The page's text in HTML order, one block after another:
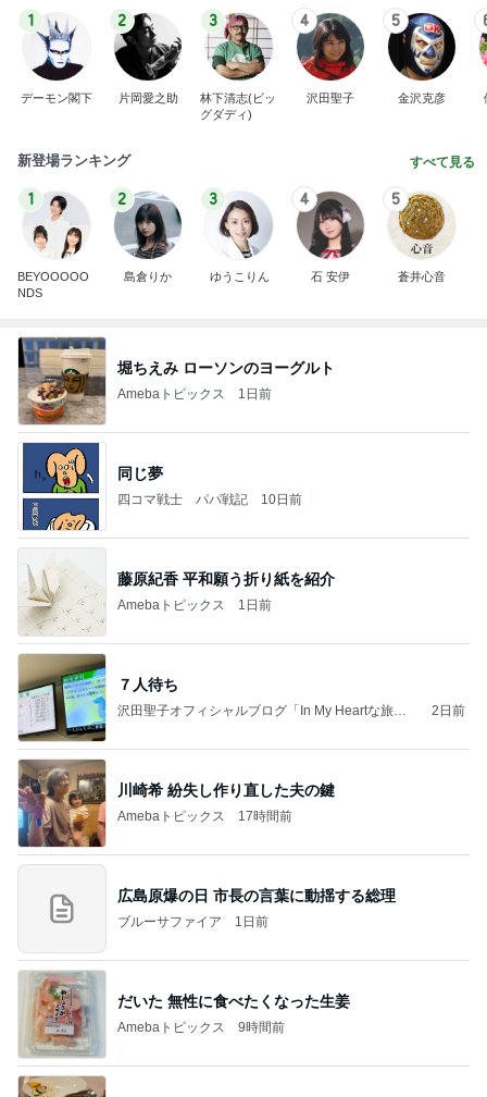
1
デーモン閣下
2
片岡愛之助
3
林下清志(ビッ
グダディ)
4
沢田聖子
5
金沢克彦
新登場ランキング すべて見る
1
BEYOOOOO
NDS
2
島倉りか
3
ゆうこりん
4
石 安伊
5
蒼井心音
堀ちえみ ローソンのヨーグルト
Amebaトピックス 1日前
同じ夢
四コマ戦士 パパ戦記 10日前
藤原紀香 平和願う折り紙を紹介
Amebaトピックス 1日前
７人待ち
沢田聖子オフィシャルブログ「In My Heartな旅日
2日前
川崎希 紛失し作り直した夫の鍵
Amebaトピックス 17時間前
広島原爆の日 市長の言葉に動揺する総理
ブルーサファイア 1日前
だいた 無性に食べたくなった生姜
Amebaトピックス 9時間前